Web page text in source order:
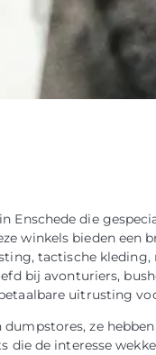
Enschede die
winkels bieden een
tactische
bij avonturiers,
uitrusting
ze
de interesse